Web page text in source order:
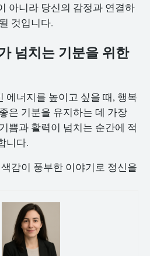
아니라 당신의 감정과 연결하
것입니다.
넘치는 기분을 위한
에너지를 높이고 싶을 때, 행복
은 기분을 유지하는 데 가장
쁨과 활력이 넘치는 순간에 적
니다.
감이 풍부한 이야기로 정신을